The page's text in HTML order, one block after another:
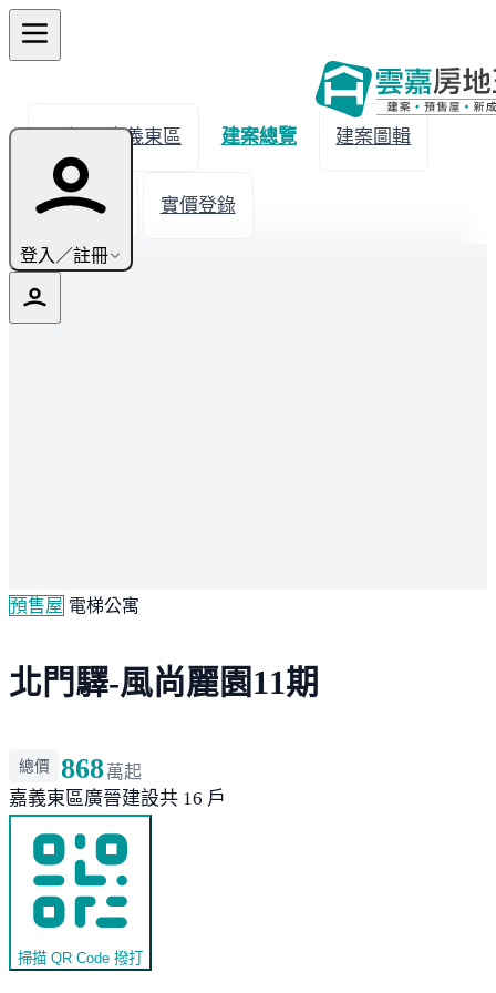
登入／註冊
← 返回嘉義東區 建案總覽 建案圖輯
生活機能 實價登錄
預售屋 電梯公寓
北門驛-風尚麗園11期
總價 868萬起
嘉義東區廣晉建設共 16 戶
掃描 QR Code 撥打